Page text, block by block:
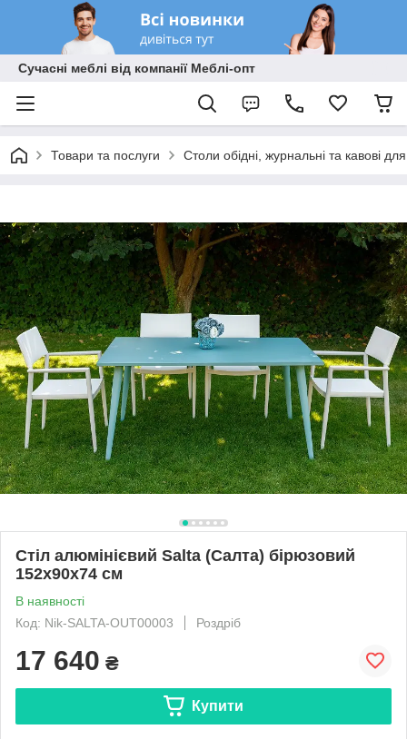
Сучасні меблі від компанії Меблі-опт
Товари та послуги Столи обідні, журнальні та кавові
Стіл алюмінієвий Salta (Салта) бірюзовий
152х90х74 см
В наявності
Код: Nik-SALTA-OUT00003
Роздріб
17 640 ₴
Купити